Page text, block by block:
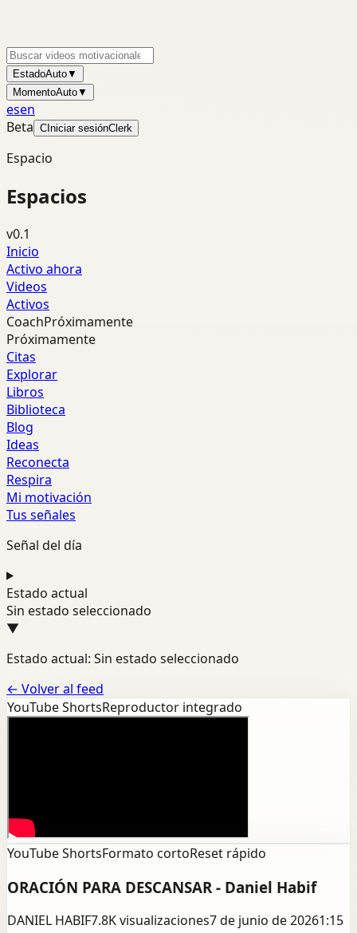
EstadoAuto▼
MomentoAuto▼
esen
Beta C Iniciar sesiónClerk
Espacio
Espacios
v0.1
Inicio
Activo ahora
Videos
Activos
CoachPróximamente
Próximamente
Citas
Explorar
Libros
Biblioteca
Blog
Ideas
Reconecta
Respira
Mi motivación
Tus señales
Señal del día
Estado actual
Sin estado seleccionado
▼
Estado actual: Sin estado seleccionado
← Volver al feed
YouTube ShortsReproductor integrado
YouTube ShortsFormato cortoReset rápido
ORACIÓN PARA DESCANSAR - Daniel Habif
DANIEL HABIF7.8Kvisualizaciones7 de junio de 20261:15